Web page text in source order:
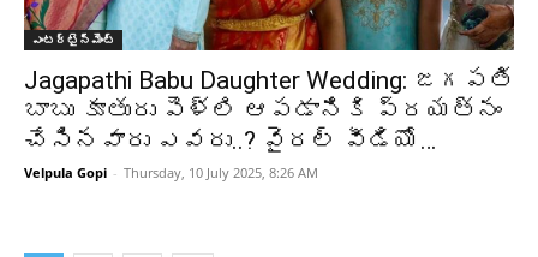
ఎంటర్టైన్మెంట్
Jagapathi Babu Daughter Wedding: జగపతి
బాబు కూతురు పెళ్లి ఆపడానికి ప్రయత్నం
చేసినవారు ఎవరు..? వైరల్ వీడియో…
Velpula Gopi - Thursday, 10 July 2025, 8:26 AM